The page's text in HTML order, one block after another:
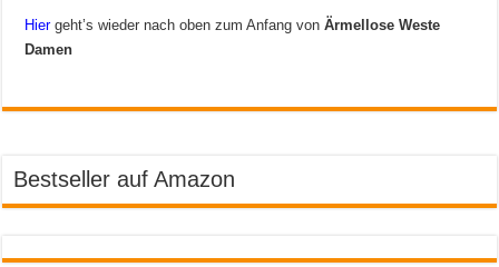
Hiergeht’s wieder nach oben zum Anfang vonÄrmellose Weste
Damen
Bestseller auf Amazon